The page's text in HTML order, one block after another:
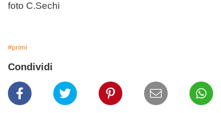
foto C.Sechi
#primi
Condividi